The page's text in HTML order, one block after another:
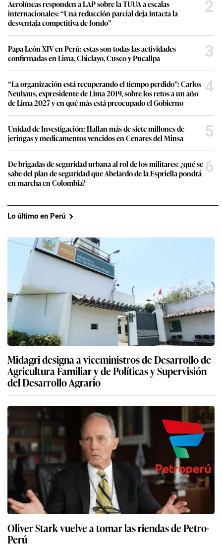
Aerolíneas responden a LAP sobre la TUUA a escalas
internacionales: “Una reducción parcial deja intacta la
desventaja competitiva de fondo”
2
Papa León XIV en Perú: estas son todas las actividades
confirmadas en Lima, Chiclayo, Cusco y Pucallpa
3
“La organización está recuperando el tiempo perdido”: Carlos
Neuhaus, expresidente de Lima 2019, sobre los retos a un año
de Lima 2027 y en qué más está preocupado el Gobierno
4
Unidad de Investigación: Hallan más de siete millones de
jeringas y medicamentos vencidos en Cenares del Minsa
5
De brigadas de seguridad urbana al rol de los militares: ¿qué se
sabe del plan de seguridad que Abelardo de la Espriella pondrá
en marcha en Colombia?
6
Lo último en Perú
Midagri designa a viceministros de Desarrollo de
Agricultura Familiar y de Políticas y Supervisión
del Desarrollo Agrario
Oliver Stark vuelve a tomar las riendas de Petro-
Perú